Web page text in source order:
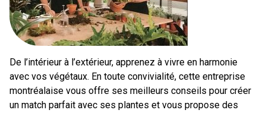
De l’intérieur à l’extérieur, apprenez à vivre en harmonie
avec vos végétaux. En toute convivialité, cette entreprise
montréalaise vous offre ses meilleurs conseils pour créer
un match parfait avec ses plantes et vous propose des